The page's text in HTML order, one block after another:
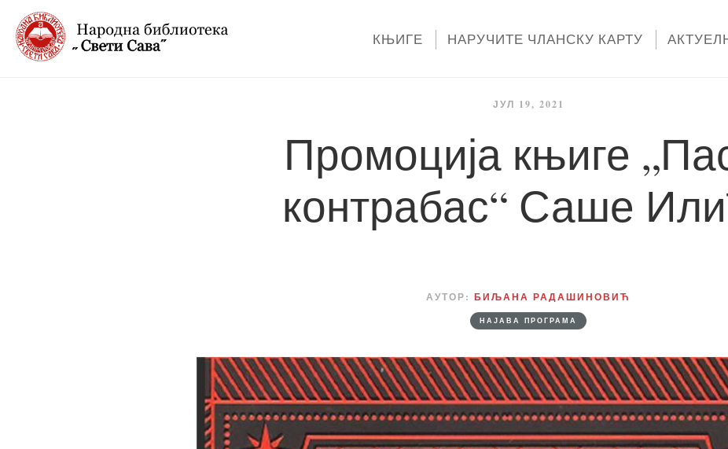
КЊИГЕ НАРУЧИТЕ ЧЛАНСКУ КАРТУ
ЈУЛ 19, 2021
Промоција књиге
контрабас“ Саше
АУТОР: БИЉАНА РАДАШИНОВИЋ
НАЈАВА ПРОГРАМА